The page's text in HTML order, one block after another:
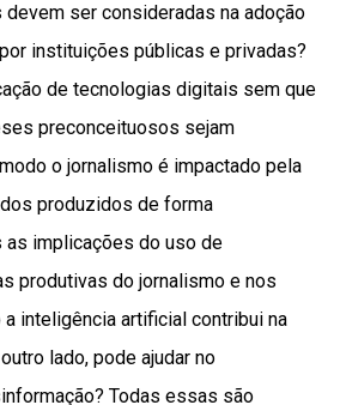
ser consideradas na adoção
instituições públicas e privadas?
de tecnologias digitais sem que
preconceituosos sejam
o jornalismo é impactado pela
produzidos de forma
as implicações do uso de
produtivas do jornalismo e nos
inteligência artificial contribui na
lado, pode ajudar no
Todas essas são